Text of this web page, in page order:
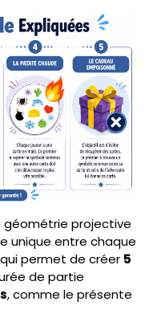
géométrie projective
unique entre chaque
permet de créer 5
de partie
, comme le présente